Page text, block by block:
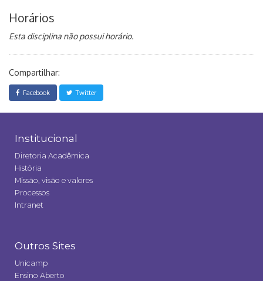
Horários
Esta disciplina não possui horário.
Compartilhar:
Facebook Twitter
Institucional
Diretoria Acadêmica
História
Missão, visão e valores
Processos
Intranet
Outros Sites
Unicamp
Ensino Aberto